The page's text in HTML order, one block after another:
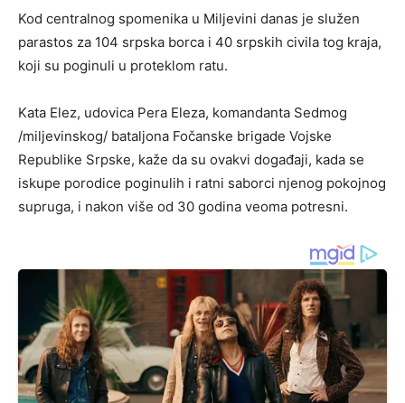
Kod centralnog spomenika u Miljevini danas je služen
parastos za 104 srpska borca i 40 srpskih civila tog kraja,
koji su poginuli u proteklom ratu.
Kata Elez, udovica Pera Eleza, komandanta Sedmog
/miljevinskog/ bataljona Fočanske brigade Vojske
Republike Srpske, kaže da su ovakvi događaji, kada se
iskupe porodice poginulih i ratni saborci njenog pokojnog
supruga, i nakon više od 30 godina veoma potresni.